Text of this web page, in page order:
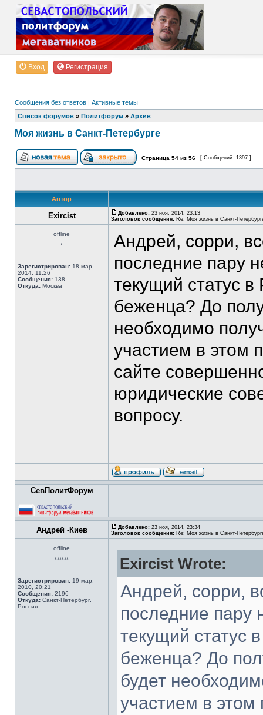
Вход Регистрация
Сообщения без ответов | Активные темы
Список форумов » Политфорум » Архив
Моя жизнь в Санкт-Петербурге
Страница 54 из 56 [ Сообщений: 1397 ]
Автор
Exircist Добавлено: 23 ноя, 2014, 23:13
Заголовок сообщения: Re: Моя жизнь в Санкт-
offline
*
Зарегистрирован: 18 мар,
2014, 11:26
Сообщения: 138
Откуда: Москва
Андрей, сорри,
последние пару
текущий статус
беженца? До
необходимо
участием в этом
сайте
юридические
вопросу.
СевПолитФорум
Андрей -Киев Добавлено: 23 ноя, 2014, 23:34
Заголовок сообщения: Re: Моя жизнь в Санкт-
offline
******
Зарегистрирован: 19 мар,
2010, 20:21
Сообщения: 2196
Откуда: Санкт-Петербург.
Россия
Exircist Wrote:
Андрей, сорри,
последние пару
текущий статус
беженца? До
будет
участием в этом